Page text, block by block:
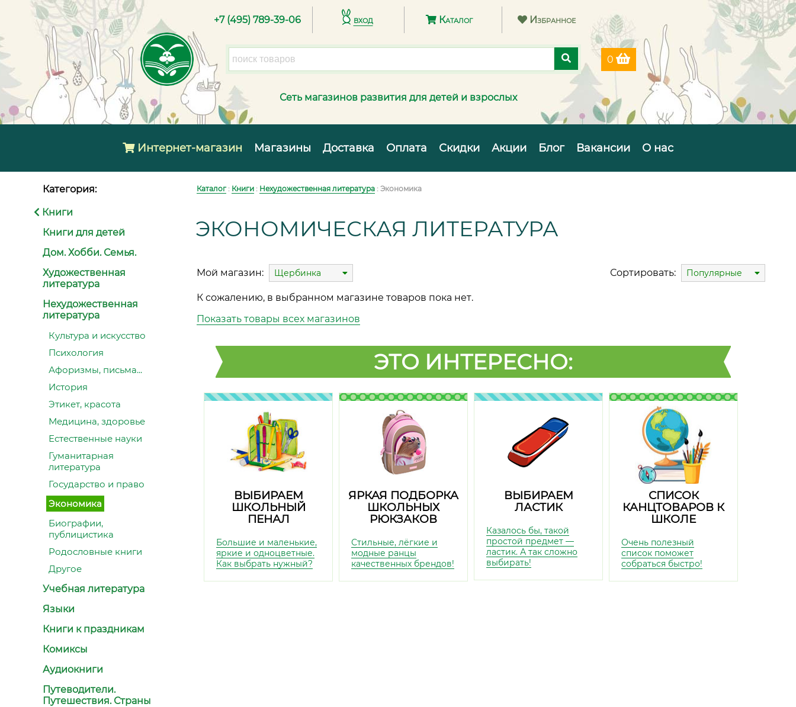
+7 (495) 789-39-06 вход Каталог Избранное
0
Сеть магазинов развития для детей и взрослых
Интернет-магазин Магазины Доставка Оплата Скидки Акции Блог Вакансии О нас
Категория:
Книги
Книги для детей
Дом. Хобби. Семья.
Художественная
литература
Нехудожественная
литература
Культура и искусство
Психология
Афоризмы, письма...
История
Этикет, красота
Медицина, здоровье
Естественные науки
Гуманитарная
литература
Государство и право
Экономика
Биографии,
публицистика
Родословные книги
Другое
Учебная литература
Языки
Книги к праздникам
Комиксы
Аудиокниги
Путеводители.
Путешествия. Страны
Каталог: Книги : Нехудожественная литература : Экономика
ЭКОНОМИЧЕСКАЯ ЛИТЕРАТУРА
Мой магазин: Щербинка Сортировать: Популярные
К сожалению, в выбранном магазине товаров пока нет.
Показать товары всех магазинов
ЭТО ИНТЕРЕСНО:
ВЫБИРАЕМ
ШКОЛЬНЫЙ
ПЕНАЛ
Большие и маленькие,
яркие и одноцветные.
Как выбрать нужный?
ЯРКАЯ ПОДБОРКА
ШКОЛЬНЫХ
РЮКЗАКОВ
Стильные, лёгкие и
модные ранцы
качественных брендов!
ВЫБИРАЕМ
ЛАСТИК
Казалось бы, такой
простой предмет —
ластик. А так сложно
выбирать!
СПИСОК
КАНЦТОВАРОВ К
ШКОЛЕ
Очень полезный
список поможет
собраться быстро!